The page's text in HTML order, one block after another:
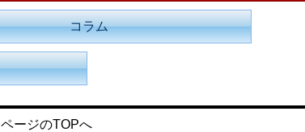
コラム
ページのTOPへ